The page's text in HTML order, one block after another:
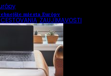
miesta Európy
ZAUJÍMAVOSTI